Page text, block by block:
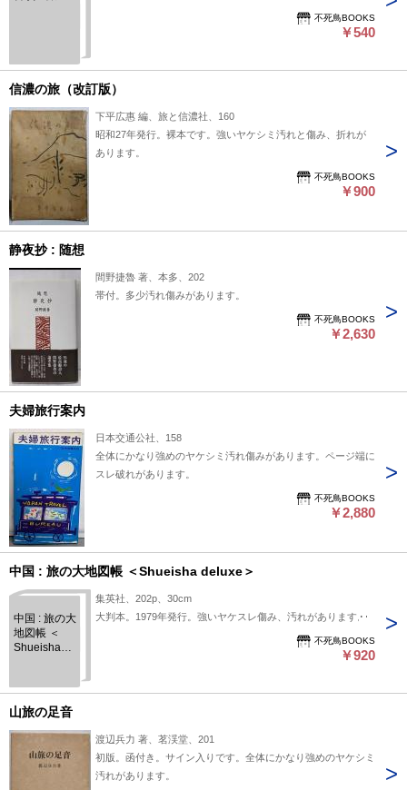
不死鳥BOOKS
￥540
信濃の旅（改訂版）
下平広惠 編、旅と信濃社、160
昭和27年発行。裸本です。強いヤケシミ汚れと傷み、折れが
あります。
不死鳥BOOKS
￥900
静夜抄 : 随想
間野捷魯 著、本多、202
帯付。多少汚れ傷みがあります。
不死鳥BOOKS
￥2,630
夫婦旅行案内
日本交通公社、158
全体にかなり強めのヤケシミ汚れ傷みがあります。ページ端に
スレ破れがあります。
不死鳥BOOKS
￥2,880
中国 : 旅の大地図帳 ＜Shueisha deluxe＞
中国 : 旅の大
地図帳 ＜
Shueisha
集英社、202p、30cm
大判本。1979年発行。強いヤケスレ傷み、汚れがあります。
不死鳥BOOKS
￥920
山旅の足音
渡辺兵力 著、茗渓堂、201
初版。函付き。サイン入りです。全体にかなり強めのヤケシミ
汚れがあります。